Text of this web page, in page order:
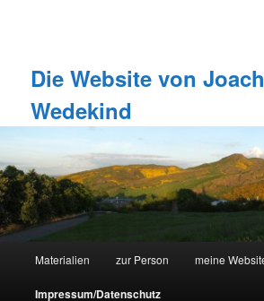
Die Website von
Wedekind
Materialien zur Person meine
Impressum/Datenschutz